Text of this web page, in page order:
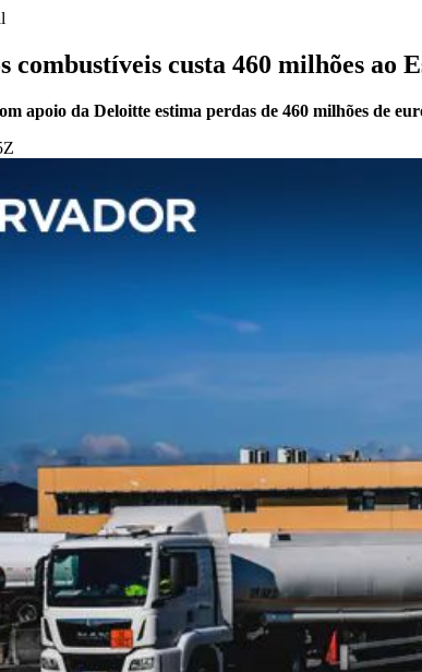
combustíveis custa 460 milhões ao
apoio da Deloitte estima perdas de 460 milhões de